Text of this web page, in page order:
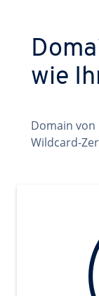
wie
Domain von
Wildcard-